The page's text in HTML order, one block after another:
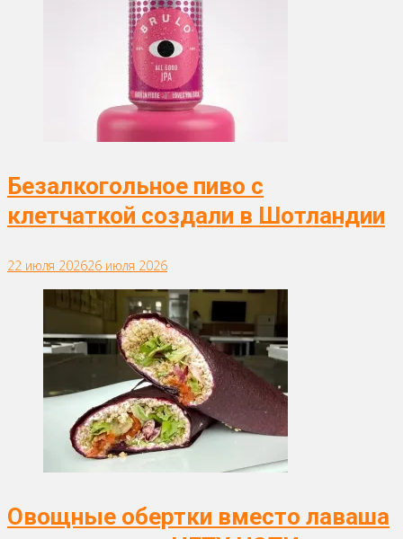
Безалкогольное пиво с
клетчаткой создали в Шотландии
22 июля 202626 июля 2026
Овощные обертки вместо лаваша